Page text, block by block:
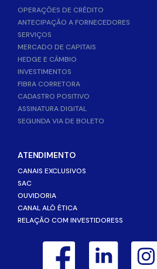
OPERAÇÕES DE CRÉDITO
ANTECIPAÇÃO A FORNECEDORES
SERVIÇOS
MERCADO DE CAPITAIS
HEDGE E CÂMBIO
INVESTIMENTOS
FIBRA CORRETORA
CADASTRO POSITIVO
ASSINATURA DIGITAL
SEGUNDA VIA DE BOLETO
ATENDIMENTO
CANAIS EXCLUSIVOS
SAC
OUVIDORIA
CANAL ALÔ ÉTICA
RELAÇÃO COM INVESTIDORESS